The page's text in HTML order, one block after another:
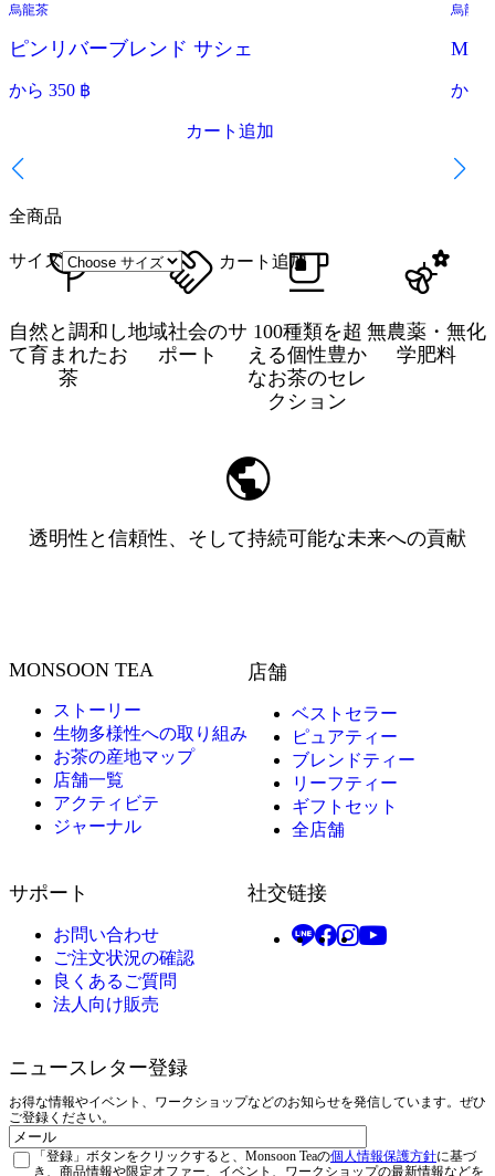
烏龍茶
ピンリバーブレンド サシェ
から 350 ฿
カート追加
烏龍茶
から
全商品
サイズ カート追加
自然と調和し
て育まれたお
茶
地域社会のサ
ポート
100種類を超
える個性豊か
なお茶のセレ
クション
無農薬・無化
学肥料
透明性と信頼性、そして持続可能な未来への貢献
MONSOON TEA
ストーリー
生物多様性への取り組み
お茶の産地マップ
店舗一覧
アクティビテ
ジャーナル
店舗
ベストセラー
ピュアティー
ブレンドティー
リーフティー
ギフトセット
全店舗
サポート
お問い合わせ
ご注文状況の確認
良くあるご質問
法人向け販売
社交链接
ニュースレター登録
お得な情報やイベント、ワークショップなどのお知らせを発信しています。ぜひ
ご登録ください。
メ
ー
Privacy「登録」ボタンをクリックすると、Monsoon Teaの個人情報保護方針に基づ
き、商品情報や限定オファー、イベント、ワークショップの最新情報などを